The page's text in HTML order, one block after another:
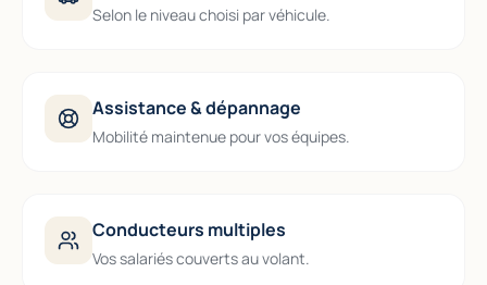
Selon le niveau choisi par véhicule.
Assistance & dépannage
Mobilité maintenue pour vos équipes.
Conducteurs multiples
Vos salariés couverts au volant.